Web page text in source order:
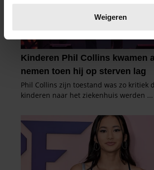
verwerkt en stel uw voorkeuren in het
intrekken in de Cookieverklaring.
We gebruiken cookies om content en
personaliseren, om functies voor social
en om ons websiteverkeer te analyseren.
informatie over uw gebruik van onze site
partners kunnen deze gegevens
informatie die u aan ze heeft verstrekt of
verzameld op basis van uw gebruik van
gaat akkoord met onze cookies als u
Weigeren